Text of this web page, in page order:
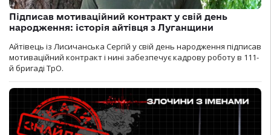
Підписав мотиваційний контракт у свій день
народження: історія айтівця з Луганщини
Айтівець із Лисичанська Сергій у свій день народження підписав
мотиваційний контракт і нині забезпечує кадрову роботу в 111-
й бригаді ТрО.